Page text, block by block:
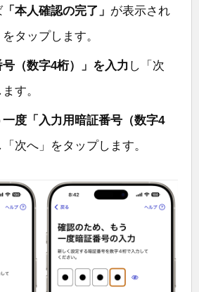
「本人確認の完了」 が表示され
タップします。
号（数字4桁）」を入力 し「次
す。
度「入力用暗証番号（数字4
「次へ」をタップします。